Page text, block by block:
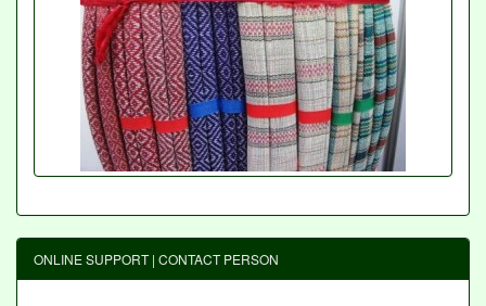
ONLINE SUPPORT | CONTACT PERSON